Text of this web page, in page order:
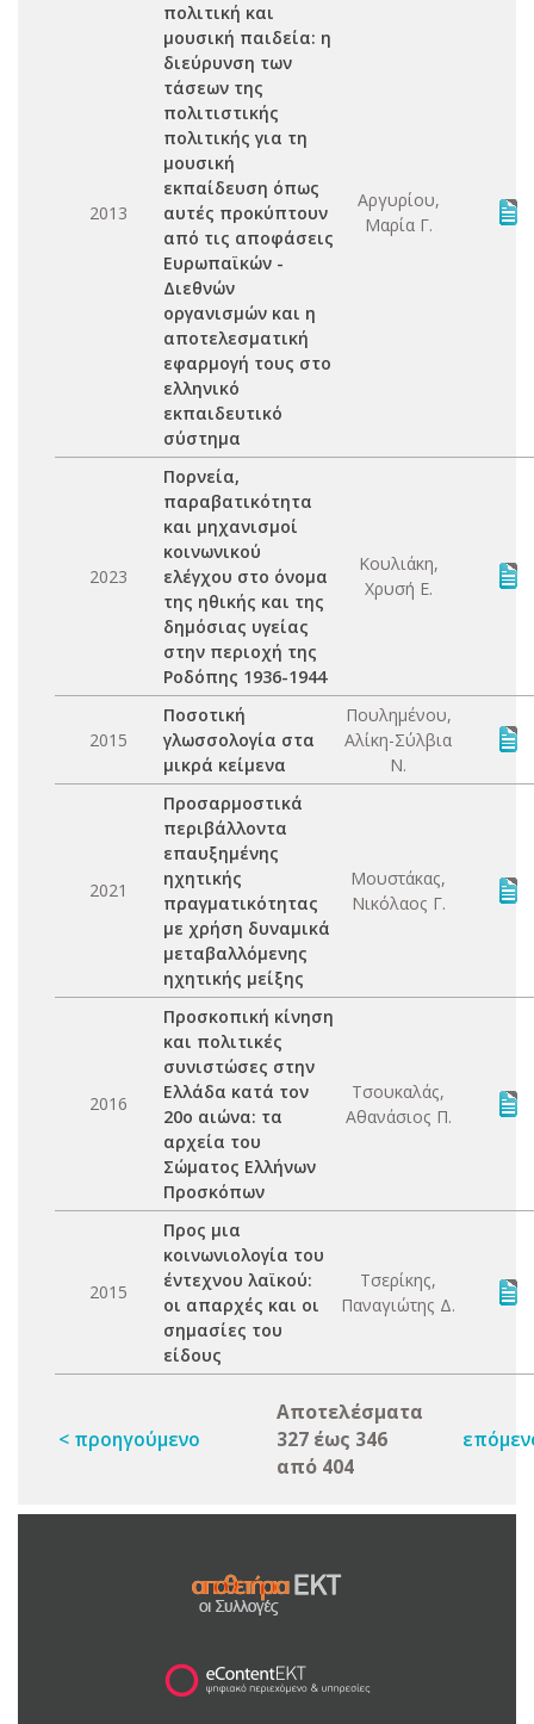
2013
πολιτική και
μουσική παιδεία: η
διεύρυνση των
τάσεων της
πολιτιστικής
πολιτικής για τη
μουσική
εκπαίδευση όπως
αυτές προκύπτουν
από τις αποφάσεις
Ευρωπαϊκών -
Διεθνών
οργανισμών και η
αποτελεσματική
εφαρμογή τους στο
ελληνικό
εκπαιδευτικό
σύστημα
Αργυρίου,
Μαρία Γ.
2023
Πορνεία,
παραβατικότητα
και μηχανισμοί
κοινωνικού
ελέγχου στο όνομα
της ηθικής και της
δημόσιας υγείας
στην περιοχή της
Ροδόπης 1936-1944
Κουλιάκη,
Χρυσή Ε.
2015
Ποσοτική
γλωσσολογία στα
μικρά κείμενα
Πουλημένου,
Αλίκη-Σύλβια
Ν.
2021
Προσαρμοστικά
περιβάλλοντα
επαυξημένης
ηχητικής
πραγματικότητας
με χρήση δυναμικά
μεταβαλλόμενης
ηχητικής μείξης
Μουστάκας,
Νικόλαος Γ.
2016
Προσκοπική κίνηση
και πολιτικές
συνιστώσες στην
Ελλάδα κατά τον
20ο αιώνα: τα
αρχεία του
Σώματος Ελλήνων
Προσκόπων
Τσουκαλάς,
Αθανάσιος Π.
2015
Προς μια
κοινωνιολογία του
έντεχνου λαϊκού:
οι απαρχές και οι
σημασίες του
είδους
Τσερίκης,
Παναγιώτης Δ.
< προηγούμενο
Αποτελέσματα
327 έως 346
από 404